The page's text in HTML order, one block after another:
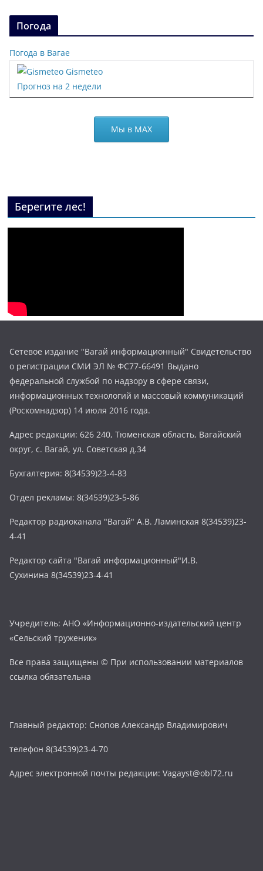
Погода
Погода в Вагае
Gismeteo
Прогноз на 2 недели
Мы в МАХ
Берегите лес!
Сетевое издание "Вагай информационный" Свидетельство
о регистрации СМИ ЭЛ № ФС77-66491 Выдано
федеральной службой по надзору в сфере связи,
информационных технологий и массовый коммуникаций
(Роскомнадзор) 14 июля 2016 года.
Адрес редакции: 626 240, Тюменская область, Вагайский
округ, с. Вагай, ул. Советская д.34
Бухгалтерия: 8(34539)23-4-83
Отдел рекламы: 8(34539)23-5-86
Редактор радиоканала "Вагай" А.В. Ламинская 8(34539)23-
4-41
Редактор сайта "Вагай информационный"И.В.
Сухинина 8(34539)23-4-41
Учредитель: АНО «Информационно-издательский центр
«Сельский труженик»
Все права защищены © При использовании материалов
ссылка обязательна
Главный редактор: Снопов Александр Владимирович
телефон 8(34539)23-4-70
Адрес электронной почты редакции: Vagayst@obl72.ru